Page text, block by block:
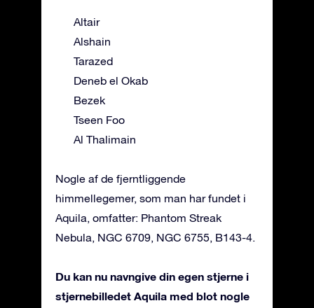
Altair
Alshain
Tarazed
Deneb el Okab
Bezek
Tseen Foo
Al Thalimain
Nogle af de fjerntliggende
himmellegemer, som man har fundet i
Aquila, omfatter: Phantom Streak
Nebula, NGC 6709, NGC 6755, B143-4.
Du kan nu navngive din egen stjerne i
stjernebilledet Aquila med blot nogle